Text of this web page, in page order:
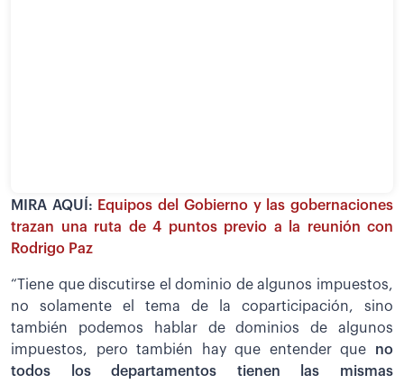
MIRA AQUÍ: Equipos del Gobierno y las gobernaciones
trazan una ruta de 4 puntos previo a la reunión con
Rodrigo Paz
“Tiene que discutirse el dominio de algunos impuestos,
no solamente el tema de la coparticipación, sino
también podemos hablar de dominios de algunos
impuestos, pero también hay que entender que no
todos los departamentos tienen las mismas